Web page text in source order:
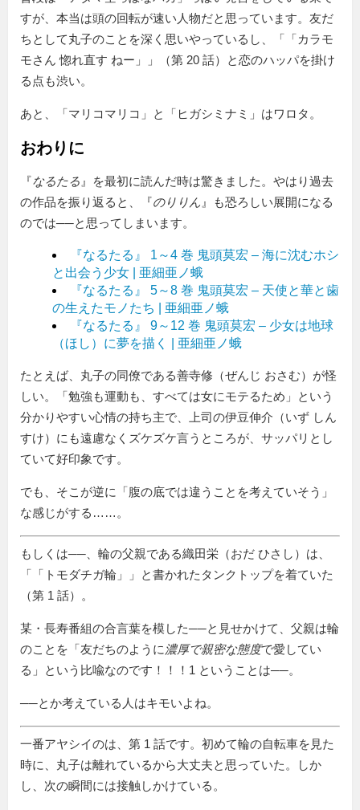
すが、本当は頭の回転が速い人物だと思っています。友だ
ちとして丸子のことを深く思いやっているし、「
カラモ
モさん 惚れ直す ねー
」（第 20 話）と恋のハッパを掛け
る点も渋い。
あと、 マリコマリコ と ヒガシミナミ はワロタ。
おわりに
『なるたる 』を最初に読んだ時は驚きました。やはり過去
の作品を振り返ると、『のりりん 』も恐ろしい展開になる
のでは──と思ってしまいます。
『なるたる』 1～4 巻 鬼頭莫宏 – 海に沈むホシ
と出会う少女 | 亜細亜ノ蛾
『なるたる』 5～8 巻 鬼頭莫宏 – 天使と華と歯
の生えたモノたち | 亜細亜ノ蛾
『なるたる』 9～12 巻 鬼頭莫宏 – 少女は地球
（ほし）に夢を描く | 亜細亜ノ蛾
たとえば、丸子の同僚である善寺修（ぜんじ おさむ）が怪
しい。「勉強も運動も、すべては女にモテるため」という
分かりやすい心情の持ち主で、上司の伊豆伸介（いず しん
すけ）にも遠慮なくズケズケ言うところが、サッパリとし
ていて好印象です。
でも、そこが逆に「腹の底では違うことを考えていそう」
な感じがする……。
もしくは──、輪の父親である織田栄（おだ ひさし）は、
「
トモダチガ輪
」と書かれたタンクトップを着ていた
（第 1 話）。
某・長寿番組の合言葉を模した──と見せかけて、父親は輪
のことを「友だちのように 濃厚で親密な態度で愛してい
る」という比喩なのです！！！1 ということは──。
──とか考えている人はキモいよね。
一番アヤシイのは、第 1 話です。初めて輪の自転車を見た
時に、丸子は離れているから大丈夫と思っていた。しか
し、次の瞬間には接触しかけている。